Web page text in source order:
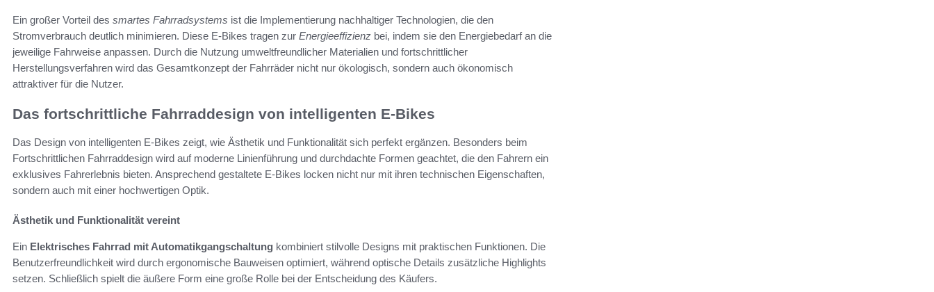
Ein großer Vorteil des smartes Fahrradsystems ist die Implementierung nachhaltiger Technologien, die den
Stromverbrauch deutlich minimieren. Diese E-Bikes tragen zur Energieeffizienz bei, indem sie den Energiebedarf an die
jeweilige Fahrweise anpassen. Durch die Nutzung umweltfreundlicher Materialien und fortschrittlicher
Herstellungsverfahren wird das Gesamtkonzept der Fahrräder nicht nur ökologisch, sondern auch ökonomisch
attraktiver für die Nutzer.
Das fortschrittliche Fahrraddesign von intelligenten E-Bikes
Das Design von intelligenten E-Bikes zeigt, wie Ästhetik und Funktionalität sich perfekt ergänzen. Besonders beim
Fortschrittlichen Fahrraddesign wird auf moderne Linienführung und durchdachte Formen geachtet, die den Fahrern ein
exklusives Fahrerlebnis bieten. Ansprechend gestaltete E-Bikes locken nicht nur mit ihren technischen Eigenschaften,
sondern auch mit einer hochwertigen Optik.
Ästhetik und Funktionalität vereint
Ein Elektrisches Fahrrad mit Automatikgangschaltung kombiniert stilvolle Designs mit praktischen Funktionen. Die
Benutzerfreundlichkeit wird durch ergonomische Bauweisen optimiert, während optische Details zusätzliche Highlights
setzen. Schließlich spielt die äußere Form eine große Rolle bei der Entscheidung des Käufers.